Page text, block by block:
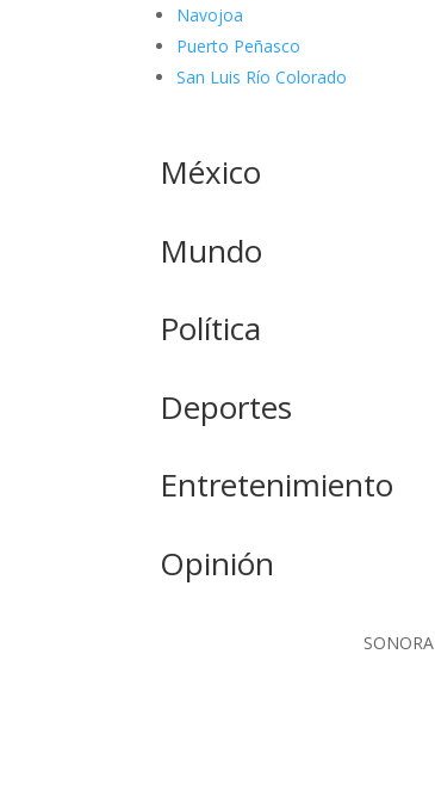
Navojoa
Puerto Peñasco
San Luis Río Colorado
México
Mundo
Política
Deportes
Entretenimiento
Opinión
SONORA